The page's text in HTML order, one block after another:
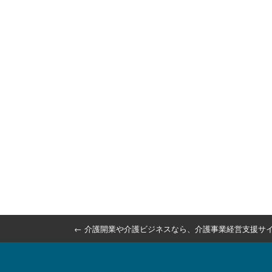
← 介護開業や介護ビジネスなら、 介護事業経営支援サ